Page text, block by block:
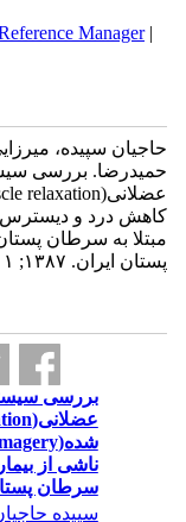
Reference Manager
حاجیان سپیده،
حمیدرضا. بررسی
کاهش درد و دیسترس
پستان ایران. ۱۳۸۷; ۱ (۴) :۳۲-۴۴
بررسی
ناشی از
سرطان پستان
سپیده حاجیان